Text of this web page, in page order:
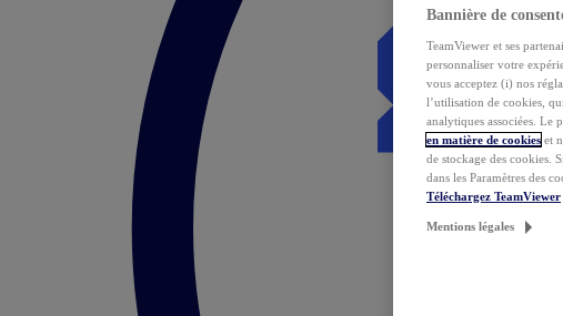
Bannière de
TeamViewer et ses
personnaliser votre
vous acceptez (i) nos
l’utilisation de cookies,
analytiques associées. Le
en matière de cookies et
de stockage des cookies.
dans les Paramètres des
Téléchargez TeamViewer
Mentions légales